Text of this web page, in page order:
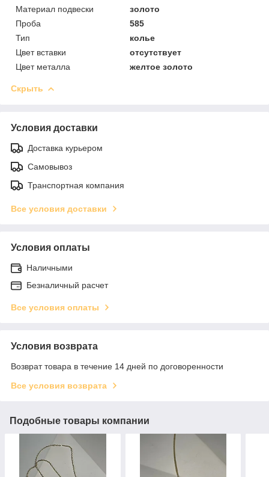
Материал подвески
золото
Проба
585
Тип
колье
Цвет вставки
отсутствует
Цвет металла
желтое золото
Скрыть
Условия доставки
Доставка курьером
Самовывоз
Транспортная компания
Все условия доставки
Условия оплаты
Наличными
Безналичный расчет
Все условия оплаты
Условия возврата
Возврат товара в течение 14 дней по договоренности
Все условия возврата
Подобные товары компании